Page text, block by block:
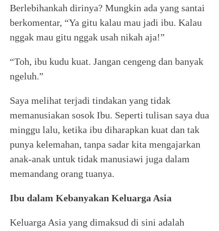
Berlebihankah dirinya? Mungkin ada yang santai
berkomentar, “Ya gitu kalau mau jadi ibu. Kalau
nggak mau gitu nggak usah nikah aja!”
“Toh, ibu kudu kuat. Jangan cengeng dan banyak
ngeluh.”
Saya melihat terjadi tindakan yang tidak
memanusiakan sosok Ibu. Seperti tulisan saya dua
minggu lalu, ketika ibu diharapkan kuat dan tak
punya kelemahan, tanpa sadar kita mengajarkan
anak-anak untuk tidak manusiawi juga dalam
memandang orang tuanya.
Ibu dalam Kebanyakan Keluarga Asia
Keluarga Asia yang dimaksud di sini adalah